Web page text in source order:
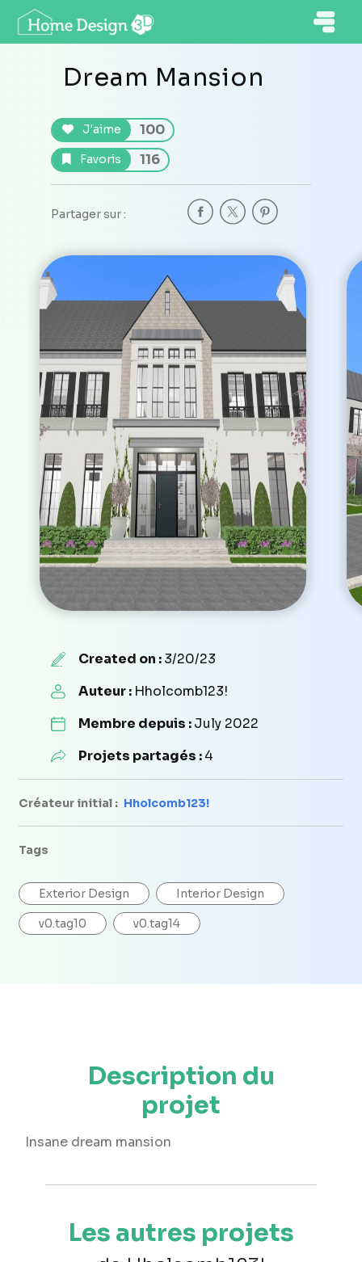
Dream Mansion
J'aime 100
Favoris 116
Partager sur :
Created on :3/20/23
Auteur : Hholcomb123!
Membre depuis :July 2022
Projets partagés :4
Créateur initial : Hholcomb123!
Tags
Exterior Design Interior Design
v0.tag10 v0.tag14
Description du
projet
Insane dream mansion
Les autres projets